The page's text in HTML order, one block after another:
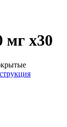
мг x30